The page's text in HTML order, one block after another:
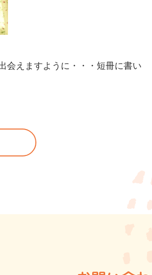
会えますように・・・短冊に書い